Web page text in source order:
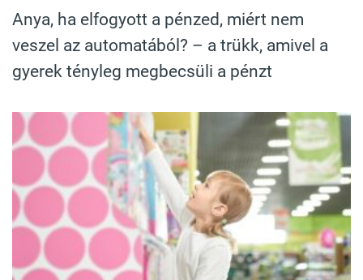
Anya, ha elfogyott a pénzed, miért nem
veszel az automatából? – a trükk, amivel a
gyerek tényleg megbecsüli a pénzt